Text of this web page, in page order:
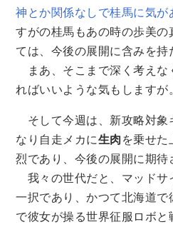
神とか関係なしで桂馬に気が
すがの桂馬もあの時の歩美
ては、今後の展開に含みを持
まあ、そこまで深く考えな
ればいいような気もしますが
そして今週は、新攻略対象
なり自走メカに生肉 を乗せた
烈であり、今後の展開に期待
我々の世代だと、マッドサ
一択であり、かつて北海道
で彼女が操る世界征服ロボ